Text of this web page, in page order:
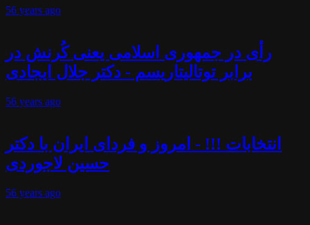
56 years ago
رأی در جمهوری اسلامی یعنی کُرنش در
برابر توتالیتاریسم - دکتر جلال ایجادی
56 years ago
انتخابات !!! - امروز و فردای ایران با دکتر
حسین لاجوردی
56 years ago